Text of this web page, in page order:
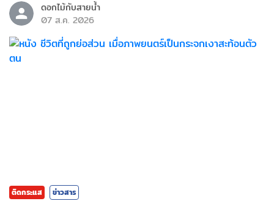
ดอกไม้กับสายน้ำ
07 ส.ค. 2026
ติดกระแส ข่าวสาร